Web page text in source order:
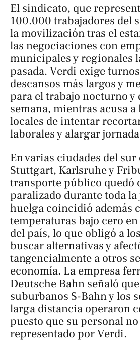
El sindicato, que
100.000 trabajadores del
la movilización tras el
las negociaciones con
municipales y regionales
pasada. Verdi exige
descansos más largos y
para el trabajo nocturno y
semana, mientras acusa
locales de intentar
laborales y alargar
En varias ciudades del
Stuttgart, Karlsruhe y
transporte público quedó
paralizado durante toda
huelga coincidió además
temperaturas bajo cero
del país, lo que obligó a
buscar alternativas y
tangencialmente a otros
economía. La empresa
Deutsche Bahn señaló
suburbanos S-Bahn y los
larga distancia operaron
puesto que su personal
representado por Verdi.